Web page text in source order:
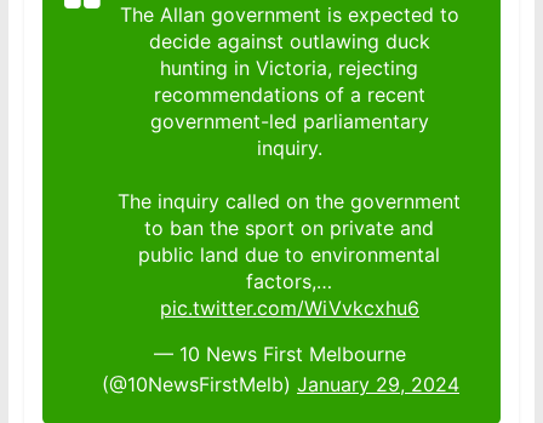
The Allan government is expected to
decide against outlawing duck
hunting in Victoria, rejecting
recommendations of a recent
government-led parliamentary
inquiry.
The inquiry called on the government
to ban the sport on private and
public land due to environmental
factors,…
pic.twitter.com/WiVvkcxhu6
— 10 News First Melbourne
(@10NewsFirstMelb) January 29, 2024